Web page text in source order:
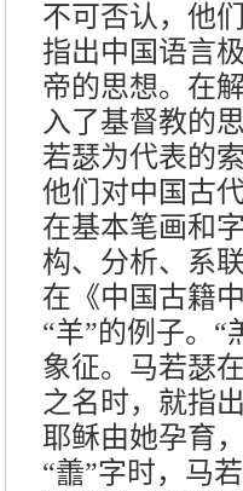
不可否认，他
指出中国语言
帝的思想。在
入了基督教的
若瑟为代表的
他们对中国古
在基本笔画和
构、分析、系
在《中国古籍
“羊”的例子。“
象征。马若瑟
之名时，就指
耶稣由她孕育
“譱”字时，马